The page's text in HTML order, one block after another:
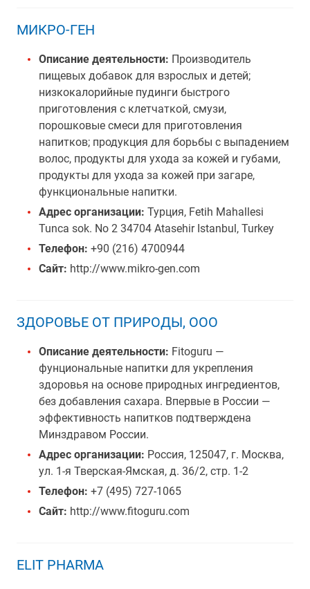
МИКРО-ГЕН
Описание деятельности: Производитель
пищевых добавок для взрослых и детей;
низкокалорийные пудинги быстрого
приготовления с клетчаткой, смузи,
порошковые смеси для приготовления
напитков; продукция для борьбы с выпадением
волос, продукты для ухода за кожей и губами,
продукты для ухода за кожей при загаре,
функциональные напитки.
Адрес организации: Турция, Fetih Mahallesi
Tunca sok. No 2 34704 Atasehir Istanbul, Turkey
Телефон: +90 (216) 4700944
Сайт: http://www.mikro-gen.com
ЗДОРОВЬЕ ОТ ПРИРОДЫ, ООО
Описание деятельности: Fitoguru —
фунциональные напитки для укрепления
здоровья на основе природных ингредиентов,
без добавления сахара. Впервые в России —
эффективность напитков подтверждена
Минздравом России.
Адрес организации: Россия, 125047, г. Москва,
ул. 1-я Тверская-Ямская, д. 36/2, стр. 1-2
Телефон: +7 (495) 727-1065
Сайт: http://www.fitoguru.com
ELIT PHARMA